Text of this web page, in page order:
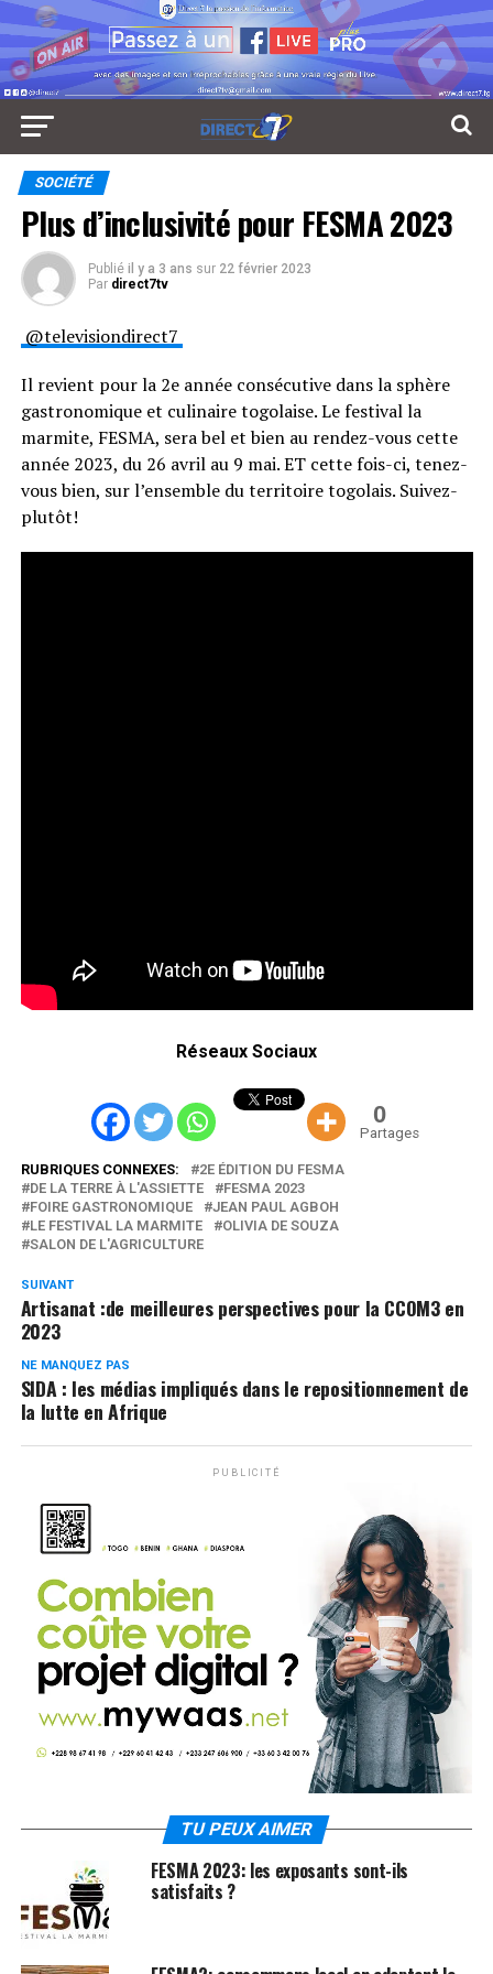
SOCIÉTÉ
Plus d’inclusivité pour FESMA 2023
Publié il y a 3 ans sur 22 février 2023
Par direct7tv
@televisiondirect7
Il revient pour la 2e année consécutive dans la sphère
gastronomique et culinaire togolaise. Le festival la
marmite, FESMA, sera bel et bien au rendez-vous cette
année 2023, du 26 avril au 9 mai. ET cette fois-ci, tenez-
vous bien, sur l’ensemble du territoire togolais. Suivez-
plutôt!
Réseaux Sociaux
0
Partages
RUBRIQUES CONNEXES:
2E ÉDITION DU FESMA
DE LA TERRE À L'ASSIETTE
FESMA 2023
FOIRE GASTRONOMIQUE
JEAN PAUL AGBOH
LE FESTIVAL LA MARMITE
OLIVIA DE SOUZA
SALON DE L'AGRICULTURE
SUIVANT
Artisanat :de meilleures perspectives pour la CCOM3 en
2023
NE MANQUEZ PAS
SIDA : les médias impliqués dans le repositionnement de
la lutte en Afrique
PUBLICITÉ
TU PEUX AIMER
FESMA 2023: les exposants sont-ils
satisfaits ?